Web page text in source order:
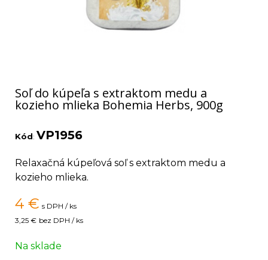
Soľ do kúpeľa s extraktom medu a
kozieho mlieka Bohemia Herbs, 900g
Kód: VP1956
Relaxačná kúpeľová soľ s extraktom medu a
kozieho mlieka.
4 € s DPH / ks
3,25 € bez DPH / ks
Na sklade